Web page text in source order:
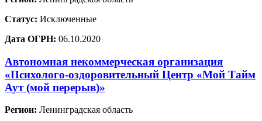
Статус: Исключенные
Дата ОГРН: 06.10.2020
Автономная некоммерческая организация
«Психолого-оздоровительный Центр «Мой Тайм
Аут (мой перерыв)»
Регион: Ленинградская область